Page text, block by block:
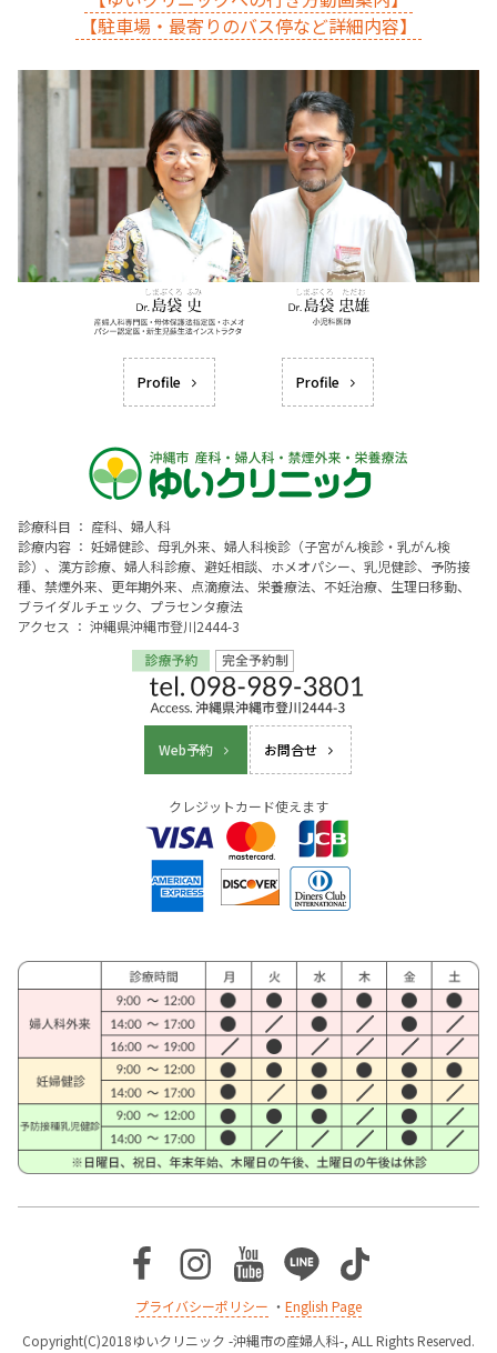
【駐車場・最寄りのバス停など詳細内容】
Profile Profile
診療科目 ： 産科、婦人科
診療内容 ： 妊婦健診、母乳外来、婦人科検診（子宮がん検診・乳がん検
診）、漢方診療、婦人科診療、避妊相談、ホメオパシー、乳児健診、予防接
種、禁煙外来、更年期外来、点滴療法、栄養療法、不妊治療、生理日移動、
ブライダルチェック、プラセンタ療法
アクセス ： 沖縄県沖縄市登川2444-3
Web予約 お問合せ
クレジットカード使えます
Facebook
Instagram
Youtube
LineTikTok
プライバシーポリシー ・ English Page
Copyright(C)2018ゆいクリニック -沖縄市の産婦人科-, ALL Rights Reserved.